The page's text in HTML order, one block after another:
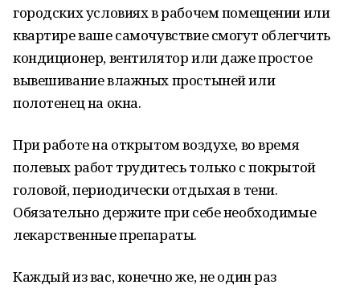
городских условиях в рабочем помещении или
квартире ваше самочувствие смогут облегчить
кондиционер, вентилятор или даже простое
вывешивание влажных простыней или
полотенец на окна.
При работе на открытом воздухе, во время
полевых работ трудитесь только с покрытой
головой, периодически отдыхая в тени.
Обязательно держите при себе необходимые
лекарственные препараты.
Каждый из вас, конечно же, не один раз